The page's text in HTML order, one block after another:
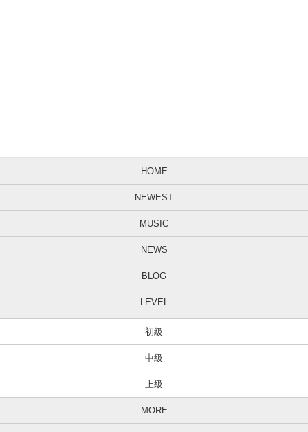
HOME
NEWEST
MUSIC
NEWS
BLOG
LEVEL
初級
中級
上級
MORE